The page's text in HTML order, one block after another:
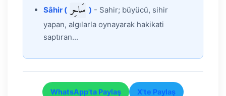
Sâhir ( سَاحِر ) - Sahir; büyücü, sihir
yapan, algılarla oynayarak hakikati
saptıran...
WhatsApp'ta Paylaş X'te Paylaş